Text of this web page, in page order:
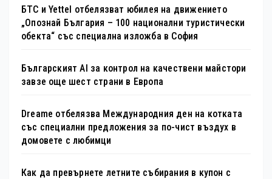
БТС и Yettel отбелязват юбилея на движението
„Опознай България – 100 национални туристически
обекта“ със специална изложба в София
Българският AI за контрол на качествени майстори
завзе още шест страни в Европа
Dreame отбелязва Международния ден на котката
със специални предложения за по-чист въздух в
домовете с любимци
Как да превърнете летните събирания в купон с